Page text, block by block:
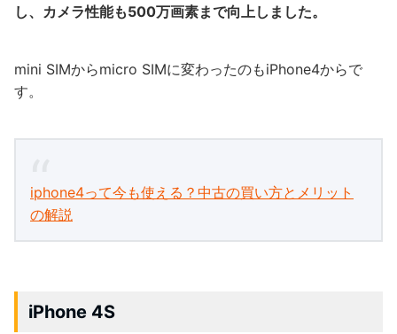
し、カメラ性能も500万画素まで向上しました。
mini SIMからmicro SIMに変わったのもiPhone4からで
す。
iphone4って今も使える？中古の買い方とメリット
の解説
iPhone 4S